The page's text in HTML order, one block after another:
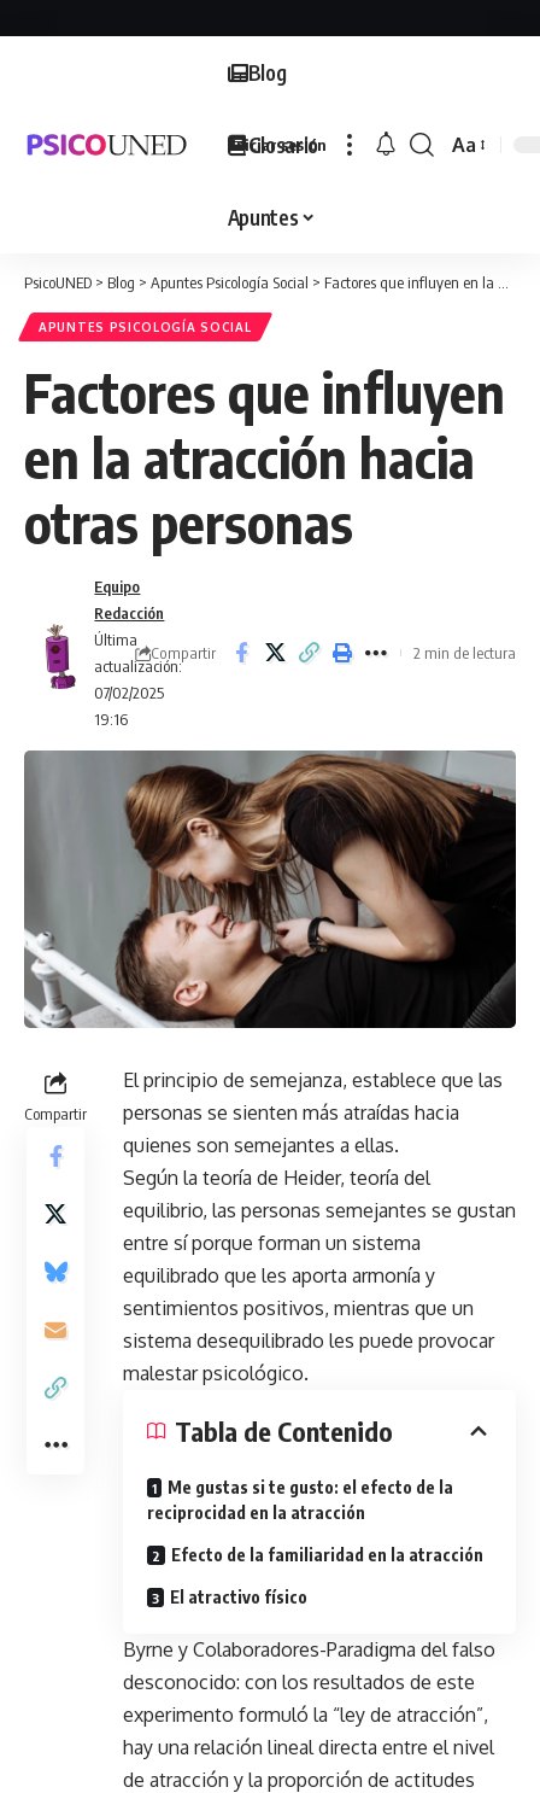
Blog
Glosario
Apuntes
Iniciar sesión
Font
Aa
PsicoUNED > Blog > Apuntes Psicología Social > Factores que influyen en la atracción hacia otras personas
APUNTES PSICOLOGÍA SOCIAL
Factores que influyen
en la atracción hacia
otras personas
Última
actualización:
07/02/2025
19:16
Equipo
Redacción
Compartir 2 min de lectura
Compartir
El principio de semejanza, establece que las
personas se sienten más atraídas hacia
quienes son semejantes a ellas.
Según la teoría de Heider, teoría del
equilibrio, las personas semejantes se gustan
entre sí porque forman un sistema
equilibrado que les aporta armonía y
sentimientos positivos, mientras que un
sistema desequilibrado les puede provocar
malestar psicológico.
Tabla de Contenido
Me gustas si te gusto: el efecto de la
reciprocidad en la atracción
Efecto de la familiaridad en la atracción
El atractivo físico
Byrne y Colaboradores-Paradigma del falso
desconocido: con los resultados de este
experimento formuló la “ley de atracción”,
hay una relación lineal directa entre el nivel
de atracción y la proporción de actitudes